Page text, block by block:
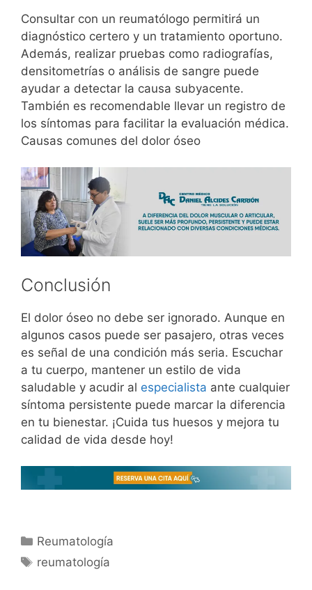
Consultar con un reumatólogo permitirá un
diagnóstico certero y un tratamiento oportuno.
Además, realizar pruebas como radiografías,
densitometrías o análisis de sangre puede
ayudar a detectar la causa subyacente.
También es recomendable llevar un registro de
los síntomas para facilitar la evaluación médica.
Causas comunes del dolor óseo
Conclusión
El dolor óseo no debe ser ignorado. Aunque en
algunos casos puede ser pasajero, otras veces
es señal de una condición más seria. Escuchar
a tu cuerpo, mantener un estilo de vida
saludable y acudir al especialista ante cualquier
síntoma persistente puede marcar la diferencia
en tu bienestar. ¡Cuida tus huesos y mejora tu
calidad de vida desde hoy!
Reumatología
reumatología